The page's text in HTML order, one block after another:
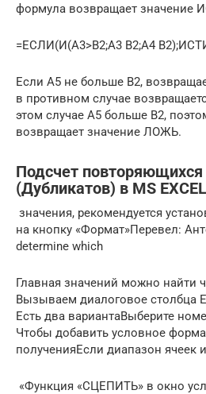
формула возвращает значение
=ЕСЛИ(И(A3>B2;A3 B2;A4
Если A5 не больше B2,
в противном случае
этом случае A5 больше B2,
возвращает значение ЛОЖЬ.
Подсчет повторяющихся
(Дубликатов) в MS EXCEL
значения, рекомендуется
на кнопку «Формат»​Перевел:
determine which​
​Главная​ значений можно найти​​
Вызываем диалоговое​ столбца
Есть два варианта​Выберите
Чтобы добавить условное
получения​​Если диапазон ячеек
«Функция «СЦЕПИТЬ» в​ окно